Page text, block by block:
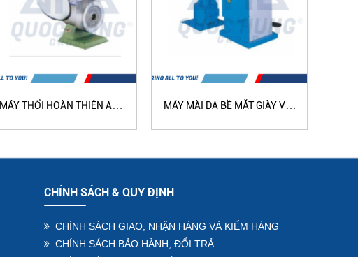
MÁY THỔI HOÀN THIỆN AN
MÁY MÀI DA BỀ MẶT GIÀY VỚI
CHÍNH SÁCH & QUY ĐỊNH
CHÍNH SÁCH GIAO, NHẬN HÀNG VÀ KIỂM HÀNG
CHÍNH SÁCH BẢO HÀNH, ĐỔI TRẢ